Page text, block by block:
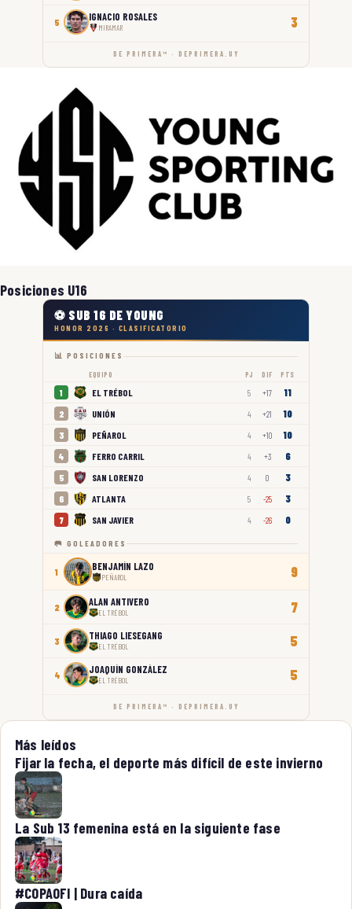
5 IGNACIO ROSALES
MIRAMAR 3
DE PRIMERA™ · DEPRIMERA.UY
Posiciones U16
⚽ SUB 16 DE YOUNG
HONOR 2026 · CLASIFICATORIO
📊 POSICIONES
EQUIPO PJ DIF PTS
1 EL TRÉBOL 5 +17 11
2 UNIÓN 4 +21 10
3 PEÑAROL 4 +10 10
4 FERRO CARRIL 4 +3 6
5 SAN LORENZO 4 0 3
6 ATLANTA 5 -25 3
7 SAN JAVIER 4 -26 0
🥅 GOLEADORES
1 BENJAMÍN LAZO
PEÑAROL 9
2 ALAN ANTIVERO
EL TRÉBOL 7
3 THIAGO LIESEGANG
EL TRÉBOL 5
4 JOAQUÍN GONZÁLEZ
EL TRÉBOL 5
DE PRIMERA™ · DEPRIMERA.UY
Más leídos
Fijar la fecha, el deporte más difícil de este invierno
La Sub 13 femenina está en la siguiente fase
#COPAOFI | Dura caída